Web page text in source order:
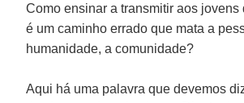
Como ensinar a transmitir aos jovens
é um caminho errado que mata a
humanidade, a comunidade?
Aqui há uma palavra que devemos